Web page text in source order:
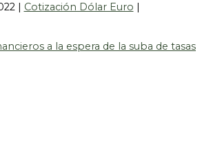
| Cotización Dólar Euro |